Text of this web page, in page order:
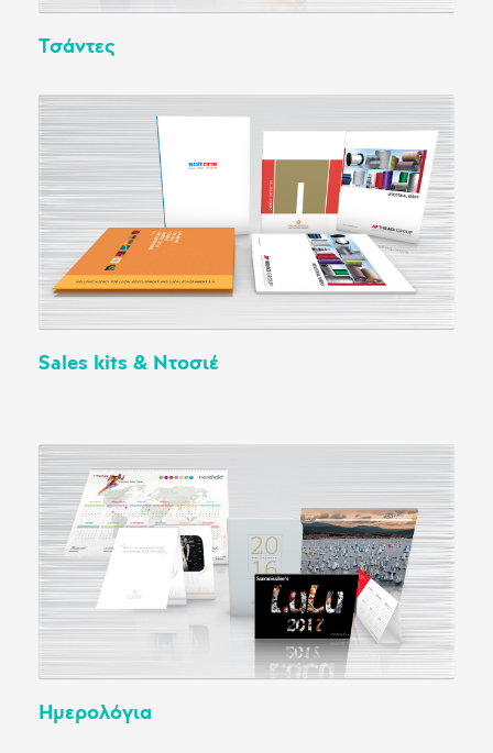
Τσάντες
Sales kits & Ντοσιέ
Ημερολόγια